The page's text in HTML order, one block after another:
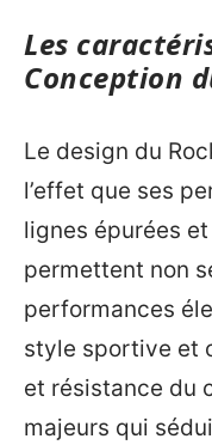
Les
Conception
Le design du
l’effet que ses
lignes épurées
permettent non
performances
style sportive et
et résistance du
majeurs qui